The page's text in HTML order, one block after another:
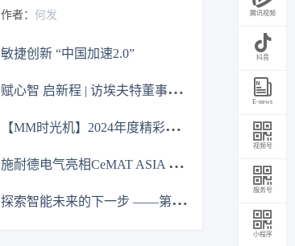
JW万豪酒店盛大召开。红帽通过核心
主旨演讲、重磅新品发布、权威报告
开源技术破解行业痛点、引领企业数
企业创新注入强劲动力。
作者： 何发
敏捷创新 “中国加速2.0”
赋
心智 启新程 | 访埃夫特董事长兼总经理游玮博士
【
MM时光机】2024年度精彩瞬间大盘点 杂志篇
施
耐德电气亮相CeMAT ASIA 为智能物流多维赋能
探
索智能未来的下一步 ——第12届中国硬科技产业链创新趋势峰会暨百家媒体论坛成功举办
腾讯视频
抖音
E-news
视频号
服务号
小程序